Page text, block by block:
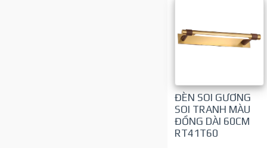
ĐÈN SOI GƯƠNG
SOI TRANH MÀU
ĐỒNG DÀI 60CM
RT41T60